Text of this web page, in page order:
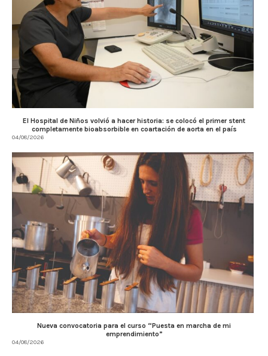
El Hospital de Niños volvió a hacer historia: se colocó el primer stent
completamente bioabsorbible en coartación de aorta en el país
04/08/2026
Nueva convocatoria para el curso “Puesta en marcha de mi
emprendimiento”
04/08/2026